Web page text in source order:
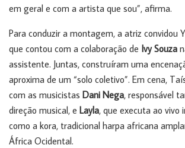
em geral e com a artista que sou”, afirma.
Para conduzir a montagem, a atriz convidou
que contou com a colaboração de Ivy Souza
assistente. Juntas, construíram uma
aproxima de um “solo coletivo”. Em cena,
com as musicistas Dani Nega, responsável
direção musical, e Layla, que executa ao vivo
como a kora, tradicional harpa africana
África Ocidental.